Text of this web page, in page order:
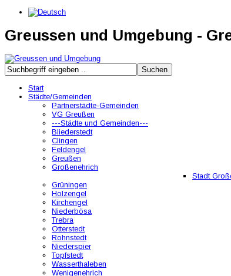
Greussen und Umgebung -
Start
Städte/Gemeinden
Partnerstädte-Gemeinden
VG Greußen
---Städte und Gemeinden---
Bliederstedt
Clingen
Feldengel
Greußen
Großenehrich
Stadt
Grüningen
Holzengel
Kirchengel
Niederbösa
Trebra
Otterstedt
Rohnstedt
Niederspier
Topfstedt
Wasserthaleben
Wenigenehrich